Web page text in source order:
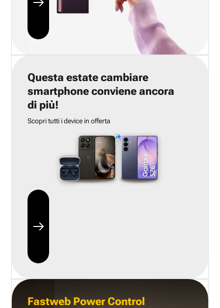
Questa estate cambiare
smartphone conviene ancora
di più!
Scopri tutti i device in offerta
Fastweb Power Control